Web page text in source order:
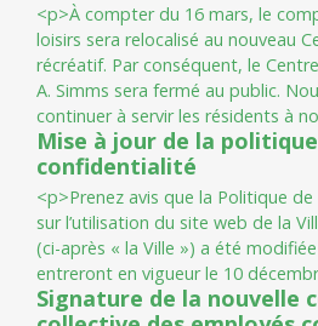
<p>À compter du 16 mars, le com
loisirs sera relocalisé au nouveau C
récréatif. Par conséquent, le Centre
A. Simms sera fermé au public. Nou
continuer à servir les résidents à no
Mise à jour de la
confidentialité
<p>Prenez avis que la Politique de
sur l’utilisation du site web de la Vill
(ci-après « la Ville ») a été modifée
entreront en vigueur le 10 décembr
Signature de la nouvelle